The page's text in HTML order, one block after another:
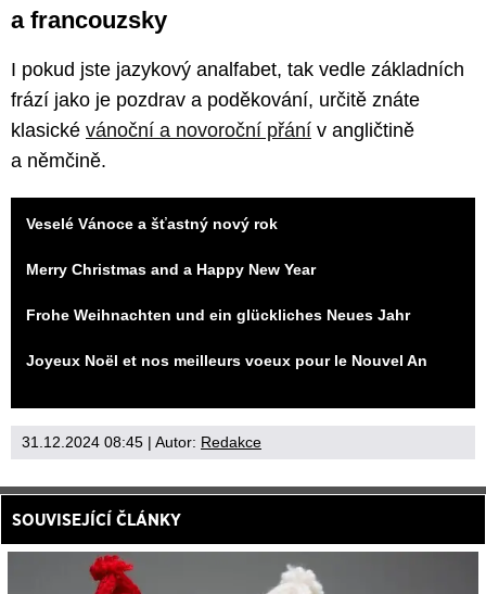
a francouzsky
I pokud jste jazykový analfabet, tak vedle základních
frází jako je pozdrav a poděkování, určitě znáte
klasické vánoční a novoroční přání v angličtině
a němčině.
Veselé Vánoce a šťastný nový rok
Merry Christmas and a Happy New Year
Frohe Weihnachten und ein glückliches Neues Jahr
Joyeux Noël et nos meilleurs voeux pour le Nouvel An
31.12.2024 08:45 | Autor: Redakce
SOUVISEJÍCÍ ČLÁNKY